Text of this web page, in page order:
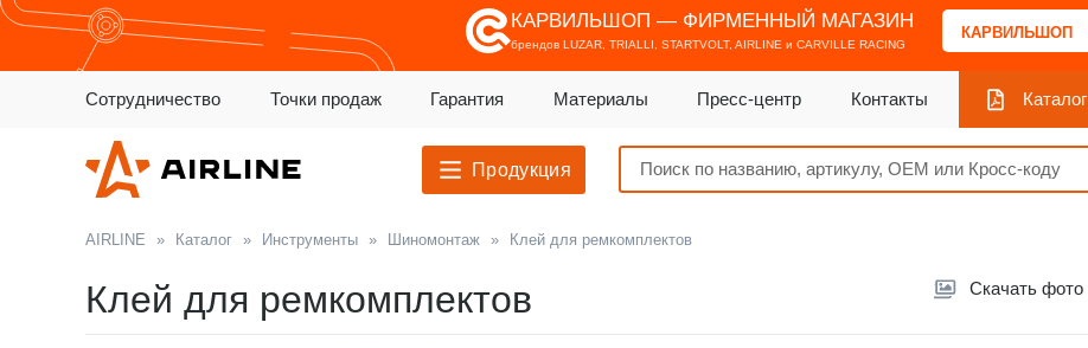
КАРВИЛЬШОП — ФИРМЕННЫЙ МАГАЗИН
брендов LUZAR, TRIALLI, STARTVOLT, AIRLINE и CARVILLE RACING
КАРВИЛЬШОП
Сотрудничество Точки продаж Гарантия Материалы Пресс-центр Контакты Каталог
Продукция
AIRLINE » Каталог » Инструменты » Шиномонтаж » Клей для ремкомплектов
Клей для ремкомплектов Скачать фото